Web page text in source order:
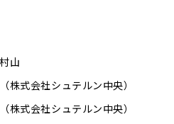
山
株式会社シュテルン中央）
株式会社シュテルン中央）